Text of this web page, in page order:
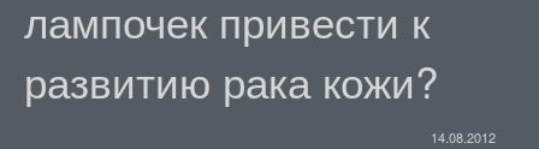
лампочек привести к
развитию рака кожи?
14.08.2012